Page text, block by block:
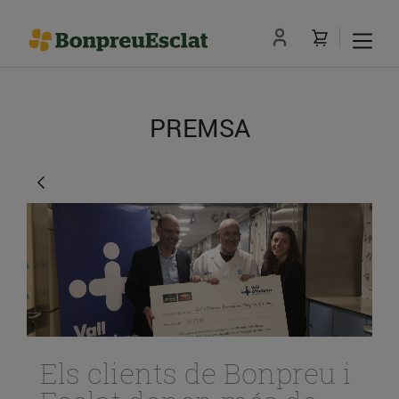
PREMSA
Els clients de Bonpreu i